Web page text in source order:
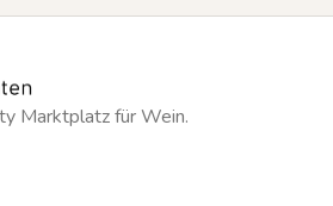
Marktplatz für Wein.